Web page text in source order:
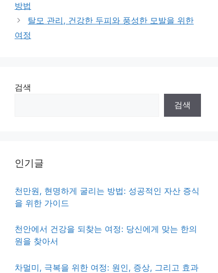
방법
탈모 관리, 건강한 두피와 풍성한 모발을 위한
여정
검색
검색
인기글
천만원, 현명하게 굴리는 방법: 성공적인 자산 증식
을 위한 가이드
천안에서 건강을 되찾는 여정: 당신에게 맞는 한의
원을 찾아서
차멀미, 극복을 위한 여정: 원인, 증상, 그리고 효과